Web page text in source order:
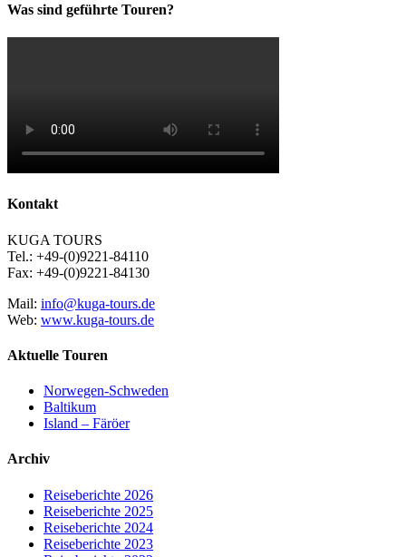
Was sind geführte Touren?
Kontakt
KUGA TOURS
Tel.: +49-(0)9221-84110
Fax: +49-(0)9221-84130
Mail: info@kuga-tours.de
Web: www.kuga-tours.de
Aktuelle Touren
Norwegen-Schweden
Baltikum
Island – Färöer
Archiv
Reiseberichte 2026
Reiseberichte 2025
Reiseberichte 2024
Reiseberichte 2023